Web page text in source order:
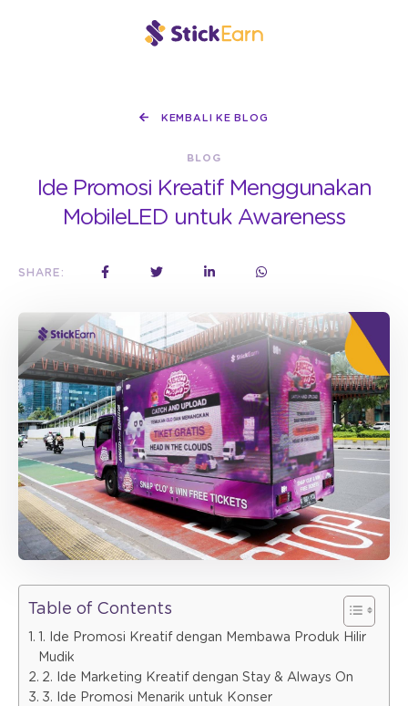
KEMBALI KE BLOG
BLOG
Ide Promosi Kreatif Menggunakan
MobileLED untuk Awareness
SHARE:
Table of Contents
1. Ide Promosi Kreatif dengan Membawa Produk Hilir
Mudik
2. Ide Marketing Kreatif dengan Stay & Always On
3. Ide Promosi Menarik untuk Konser